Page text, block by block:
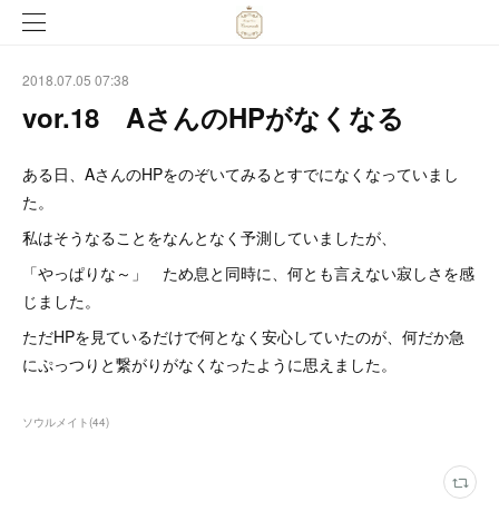
2018.07.05 07:38
vor.18 AさんのHPがなくなる
ある日、AさんのHPをのぞいてみるとすでになくなっていまし
た。
私はそうなることをなんとなく予測していましたが、
「やっぱりな～」 ため息と同時に、何とも言えない寂しさを感
じました。
ただHPを見ているだけで何となく安心していたのが、何だか急
にぷっつりと繋がりがなくなったように思えました。
ソウルメイト(44)